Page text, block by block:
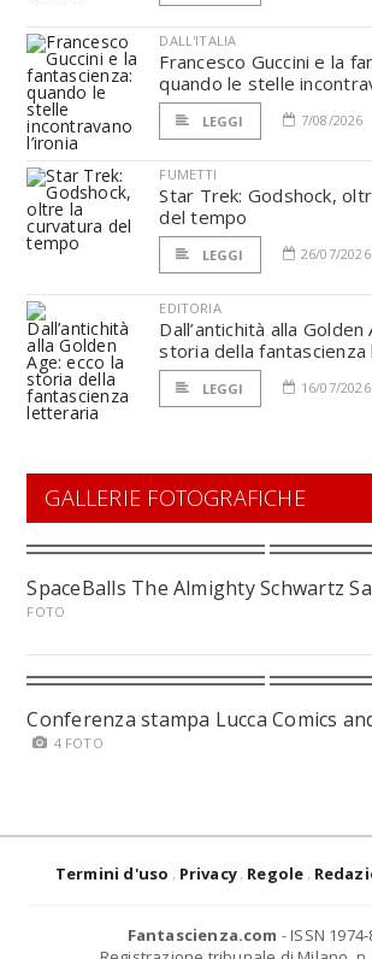
DALL'ITALIA
Francesco Guccini e la
quando le stelle
LEGGI 7/08/2026
FUMETTI
Star Trek: Godshock,
del tempo
LEGGI 26/07/2026
EDITORIA
Dall’antichità alla Golden
storia della
LEGGI 16/07/2026
GALLERIE FOTOGRAFICHE
SpaceBalls The Almighty Schwartz
FOTO
Conferenza stampa Lucca Comics
4 FOTO
Termini d'uso Privacy Regole
Fantascienza.com - ISSN